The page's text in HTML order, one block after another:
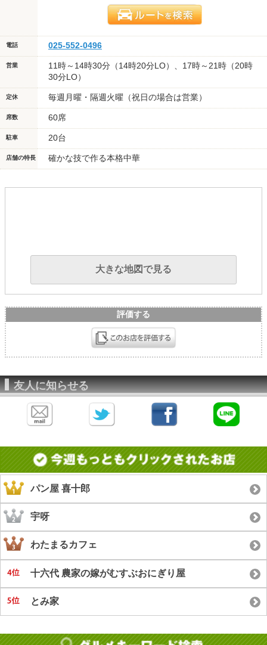
電話 025-552-0496
営業
11時～14時30分（14時20分LO）、17時～21時（20時
30分LO）
定休 毎週月曜・隔週火曜（祝日の場合は営業）
席数 60席
駐車 20台
店舗の特長 確かな技で作る本格中華
大きな地図で見る
評価する
友人に知らせる
パン屋 喜十郎
宇呀
わたまるカフェ
十六代 農家の嫁がむすぶおにぎり屋
とみ家